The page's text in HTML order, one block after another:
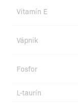
Vitamín E
Vápnik
Fosfor
L-taurín